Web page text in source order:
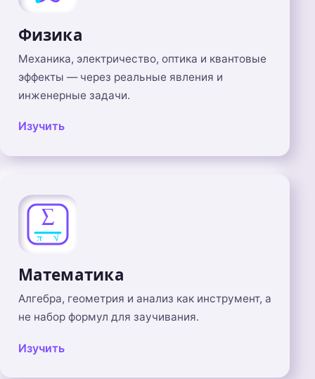
Физика
Механика, электричество, оптика и квантовые
эффекты — через реальные явления и
инженерные задачи.
Изучить
Математика
Алгебра, геометрия и анализ как инструмент, а
не набор формул для заучивания.
Изучить